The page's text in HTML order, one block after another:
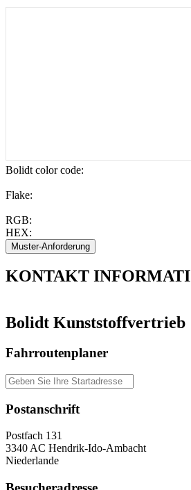
Bolidt color code:
Flake:
RGB:
HEX:
KONTAKT
Bolidt Kunststoffvertrieb
Fahrroutenplaner
Postanschrift
Postfach 131
3340 AC Hendrik-Ido-Ambacht
Niederlande